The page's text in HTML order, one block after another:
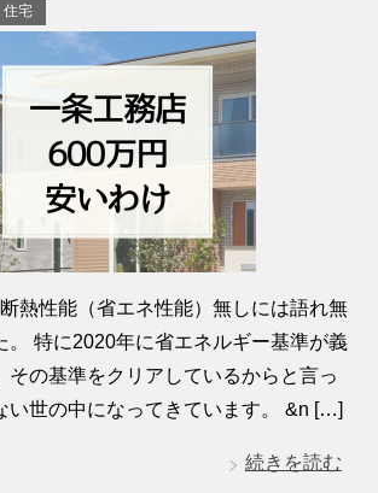
住宅
熱性能（省エネ性能）無しには語れ無
。 特に2020年に省エネルギー基準が義
その基準をクリアしているからと言っ
い世の中になってきています。 &n […]
続きを読む